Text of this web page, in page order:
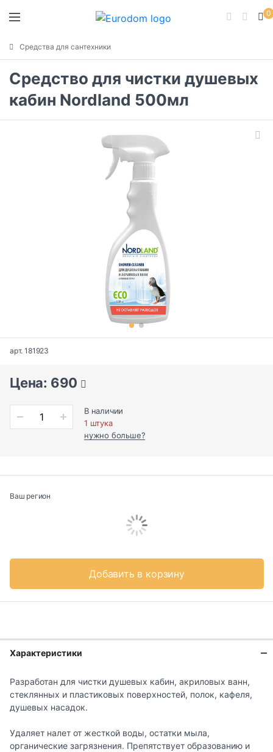
0
Средства для сантехники
Средство для чистки душевых
кабин Nordland 500мл
арт. 181923
Цена: 690
В наличии
1 штука
нужно больше?
Ваш регион
Добавить в корзину
Характеристики
Разработан для чистки душевых кабин, акриловых ванн,
стеклянных и пластиковых поверхностей, полок, кафеля,
душевых насадок.
Удаляет налет от жесткой воды, остатки мыла,
органические загрязнения. Препятствует образованию и